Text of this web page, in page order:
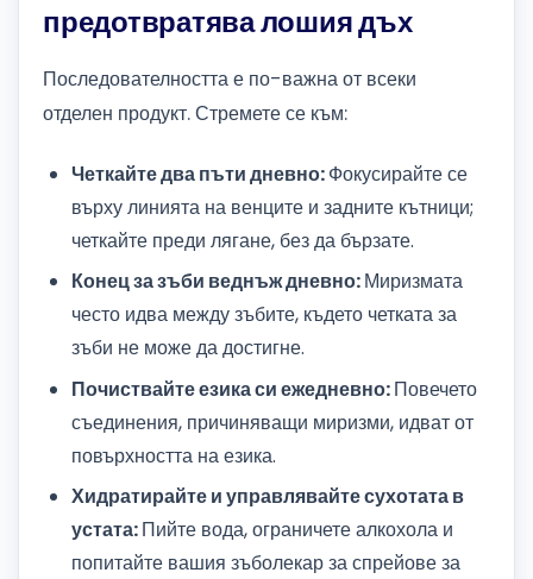
предотвратява лошия дъх
Последователността е по-важна от всеки
отделен продукт. Стремете се към:
Четкайте два пъти дневно:Фокусирайте се
върху линията на венците и задните кътници;
четкайте преди лягане, без да бързате.
Конец за зъби веднъж дневно:Миризмата
често идва между зъбите, където четката за
зъби не може да достигне.
Почиствайте езика си ежедневно:Повечето
съединения, причиняващи миризми, идват от
повърхността на езика.
Хидратирайте и управлявайте сухотата в
устата:Пийте вода, ограничете алкохола и
попитайте вашия зъболекар за спрейове за